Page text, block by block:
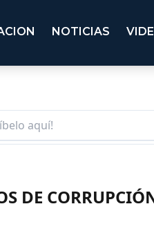
NOTICIAS
DE